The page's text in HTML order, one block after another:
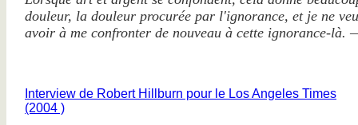
douleur, la douleur procurée par l'ignorance, et je ne
avoir à me confronter de nouveau à cette ignorance-là.
Interview de Robert Hillburn pour le Los Angeles Times
(2004 )